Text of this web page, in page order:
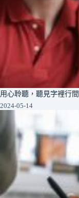
用心聆聽，聽見字裡行
2024-05-14